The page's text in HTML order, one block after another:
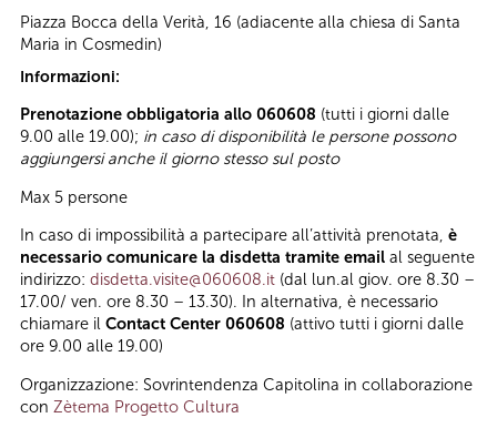
Piazza Bocca della Verità, 16 (adiacente alla chiesa di Santa
Maria in Cosmedin)
Informazioni:
Prenotazione obbligatoria allo 060608 (tutti i giorni dalle
9.00 alle 19.00); in caso di disponibilità le persone possono
aggiungersi anche il giorno stesso sul posto
Max 5 persone
In caso di impossibilità a partecipare all’attività prenotata, è
necessario comunicare la disdetta tramite email al seguente
indirizzo: disdetta.visite@060608.it (dal lun.al giov. ore 8.30 –
17.00/ ven. ore 8.30 – 13.30). In alternativa, è necessario
chiamare il Contact Center 060608 (attivo tutti i giorni dalle
ore 9.00 alle 19.00)
Organizzazione: Sovrintendenza Capitolina in collaborazione
con Zètema Progetto Cultura